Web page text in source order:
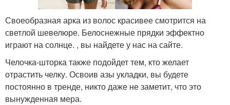
Своеобразная арка из волос красивее смотрится на
светлой шевелюре. Белоснежные прядки эффектно
играют на солнце. , вы найдете у нас на сайте.
Челочка-шторка также подойдет тем, кто желает
отрастить челку. Освоив азы укладки, вы будете
постоянно в тренде, никто даже не заметит, что это
вынужденная мера.